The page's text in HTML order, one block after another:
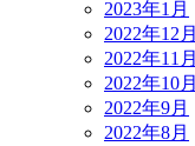
2023年1月
2022年12月
2022年11月
2022年10月
2022年9月
2022年8月